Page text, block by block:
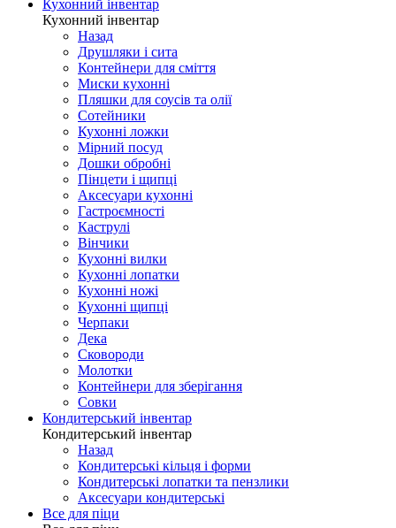
Кухонний інвентар
Кухонний інвентар
Назад
Друшляки і сита
Контейнери для сміття
Миски кухонні
Пляшки для соусів та олії
Сотейники
Кухонні ложки
Мірний посуд
Дошки обробні
Пінцети і щипці
Аксесуари кухонні
Гастроємності
Каструлі
Вінчики
Кухонні вилки
Кухонні лопатки
Кухонні ножі
Кухонні щипці
Черпаки
Дека
Сковороди
Молотки
Контейнери для зберігання
Совки
Кондитерський інвентар
Кондитерський інвентар
Назад
Кондитерські кільця і форми
Кондитерські лопатки та пензлики
Аксесуари кондитерські
Все для піци